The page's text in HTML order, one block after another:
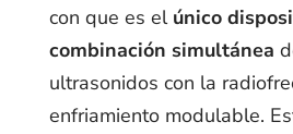
con que es el único
combinación simultánea
ultrasonidos con la
enfriamiento modulable.